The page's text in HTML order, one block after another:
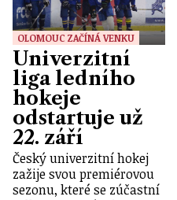
OLOMOUC ZAČÍNÁ VENKU
Univerzitní
liga ledního
hokeje
odstartuje už
22. září
Český univerzitní hokej
zažije svou premiérovou
sezonu, které se zúčastní